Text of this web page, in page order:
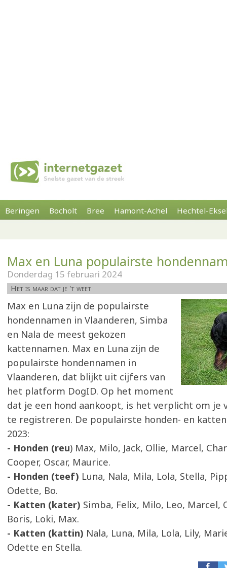
Beringen Bocholt Bree Hamont-Achel Hechtel-
Max en Luna populairste
Donderdag 15 februari 2024
Het is maar dat je 't weet
Max en Luna zijn de populairste
hondennamen in Vlaanderen, Simba
en Nala de meest gekozen
kattennamen. Max en Luna zijn de
populairste hondennamen in
Vlaanderen, dat blijkt uit cijfers van
het platform DogID. Op het moment
dat je een hond aankoopt, is het verplicht om je
te registreren. De populairste honden- en
2023:
- Honden (reu) Max, Milo, Jack, Ollie, Marcel,
Cooper, Oscar, Maurice.
- Honden (teef) Luna, Nala, Mila, Lola, Stella,
Odette, Bo.
- Katten (kater) Simba, Felix, Milo, Leo, Marcel,
Boris, Loki, Max.
- Katten (kattin) Nala, Luna, Mila, Lola, Lily,
Odette en Stella.